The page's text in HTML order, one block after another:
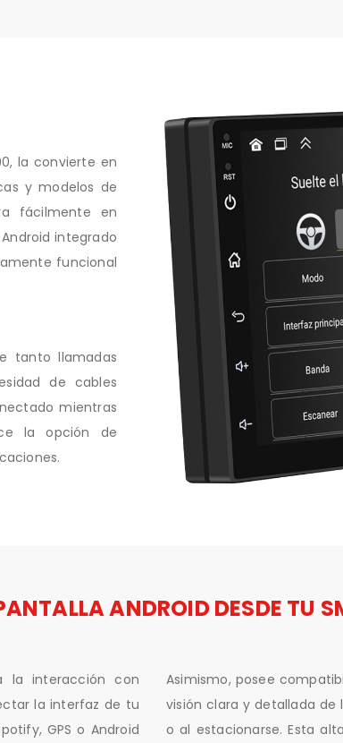
la convierte en
y modelos de
fácilmente en
integrado
funcional
tanto llamadas
de cables
mientras
la opción de
ANDROID DESDE TU
la interacción con
la interfaz de tu
GPS o Android
Asimismo, posee
visión clara y detallada
o al estacionarse. Esta